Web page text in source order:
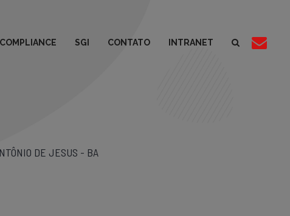
COMPLIANCE SGI CONTATO INTRANET
DE JESUS - BA